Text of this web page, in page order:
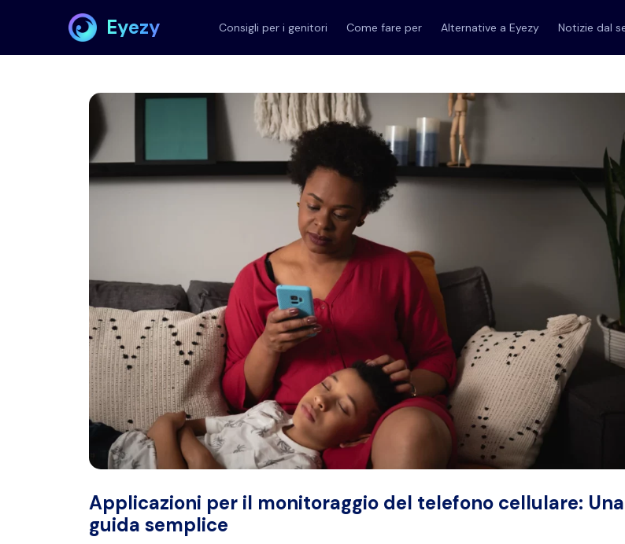
Eyezy Consigli per i genitori Come fare per Alternative a Eyezy Notizie dal
Applicazioni per il monitoraggio del telefono cellulare: Una
guida semplice